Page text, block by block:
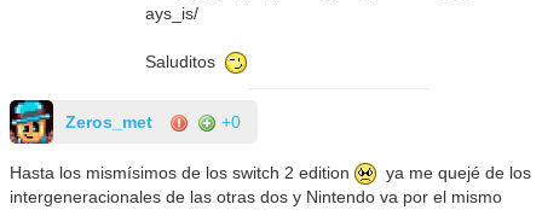
ays_is/
Saluditos
Zeros_met +0
Hasta los mismísimos de los switch 2 edition
ya me quejé de los
intergeneracionales de las otras dos y Nintendo va por el mismo